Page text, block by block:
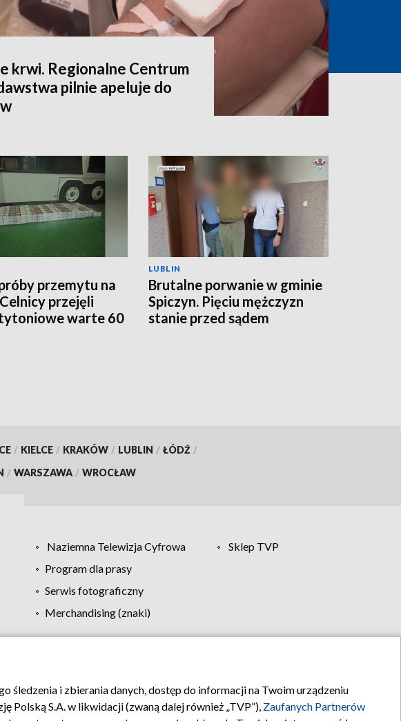
krwi. Regionalne Centrum
pilnie apeluje do
przemytu na
przejęli
warte 60
LUBLIN
Brutalne porwanie w gminie
Spiczyn. Pięciu mężczyzn
stanie przed sądem
/ KIELCE / KRAKÓW / LUBLIN / ŁÓDŹ /
/ WARSZAWA / WROCŁAW
Naziemna Telewizja Cyfrowa
Sklep TVP
Program dla prasy
Serwis fotograficzny
Merchandising (znaki)
Biuro reklamy Kontakt
śledzenia i zbierania danych, dostęp do informacji na Twoim urządzeniu
Polską S.A. w likwidacji (zwaną dalej również „TVP”), Zaufanych Partnerów